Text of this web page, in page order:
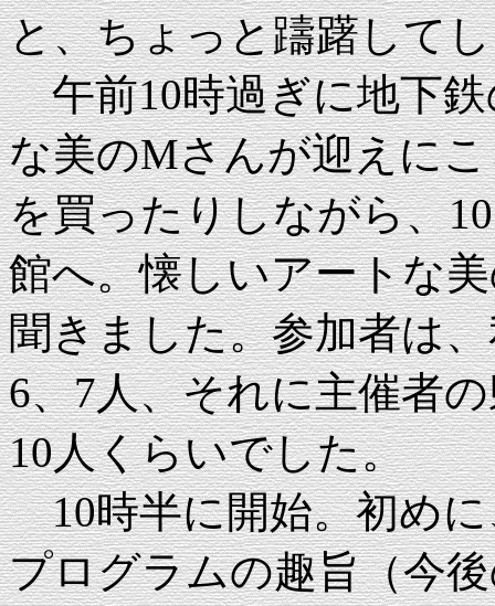
と、ちょっと躊躇して
午前10時過ぎに地下鉄
な美のMさんが迎えに
を買ったりしながら、
館へ。懐しいアートな
聞きました。参加者は
6、7人、それに主催者
10人くらいでした。
10時半に開始。初めに
プログラムの趣旨（今